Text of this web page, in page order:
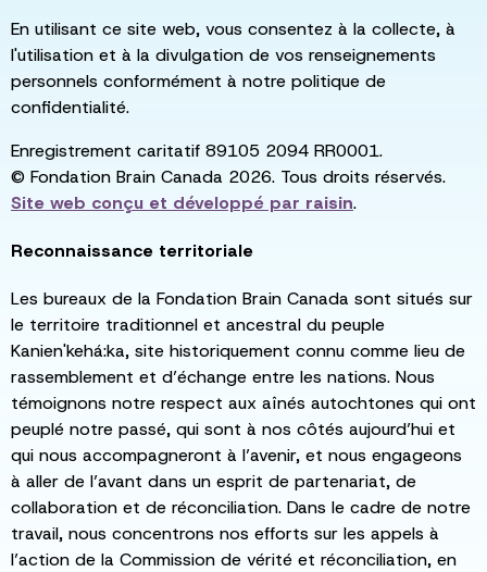
En utilisant ce site web, vous consentez à la collecte, à
l'utilisation et à la divulgation de vos renseignements
personnels conformément à notre politique de
confidentialité.
Enregistrement caritatif 89105 2094 RR0001.
© Fondation Brain Canada 2026. Tous droits réservés.
Site web conçu et développé par raisin.
Reconnaissance territoriale
Les bureaux de la Fondation Brain Canada sont situés sur
le territoire traditionnel et ancestral du peuple
Kanien'kehá:ka, site historiquement connu comme lieu de
rassemblement et d’échange entre les nations. Nous
témoignons notre respect aux aînés autochtones qui ont
peuplé notre passé, qui sont à nos côtés aujourd’hui et
qui nous accompagneront à l’avenir, et nous engageons
à aller de l’avant dans un esprit de partenariat, de
collaboration et de réconciliation. Dans le cadre de notre
travail, nous concentrons nos efforts sur les appels à
l’action de la Commission de vérité et réconciliation, en